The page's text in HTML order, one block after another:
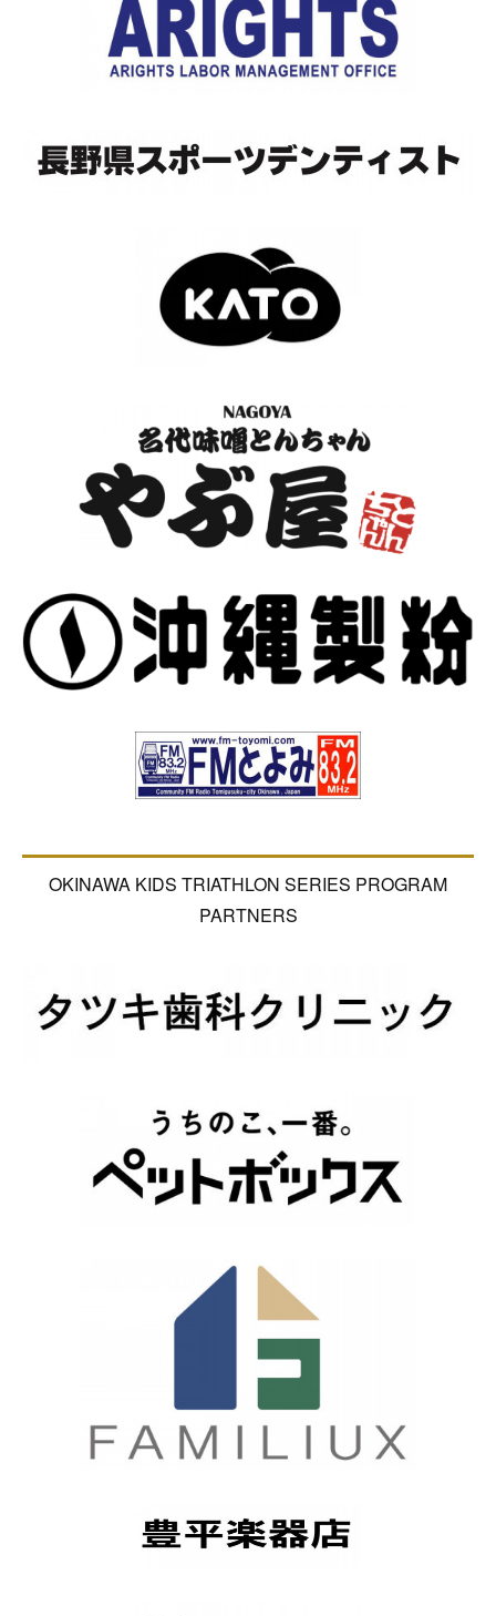
OKINAWA KIDS TRIATHLON SERIES PROGRAM
PARTNERS